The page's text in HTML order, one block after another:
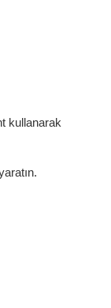
kullanarak